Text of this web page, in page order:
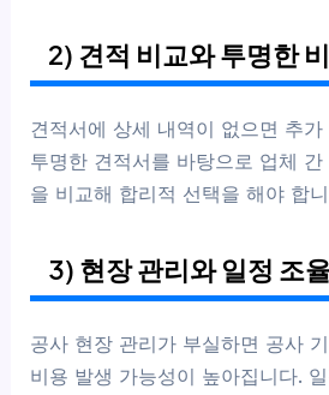
2) 견적 비교와 투명한
견적서에 상세 내역이 없으면 추
투명한 견적서를 바탕으로 업체
을 비교해 합리적 선택을 해야 합
3) 현장 관리와 일정 조
공사 현장 관리가 부실하면 공사
비용 발생 가능성이 높아집니다.